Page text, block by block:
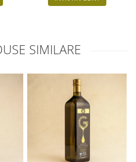
SIMILARE